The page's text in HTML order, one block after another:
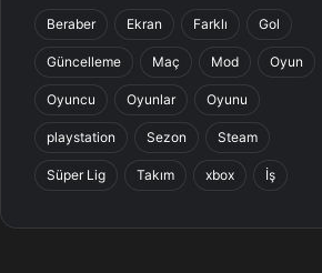
k
n
a
m
Beraber Ekran Farklı Gol
Güncelleme Maç Mod Oyun
Oyuncu Oyunlar Oyunu
playstation Sezon Steam
Süper Lig Takım xbox İş